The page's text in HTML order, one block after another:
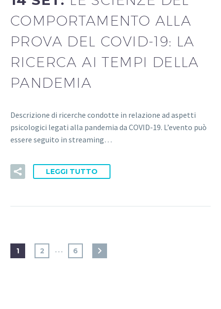
COMPORTAMENTO ALLA
PROVA DEL COVID-19: LA
RICERCA AI TEMPI DELLA
PANDEMIA
Descrizione di ricerche condotte in relazione ad aspetti
psicologici legati alla pandemia da COVID-19. L’evento può
essere seguito in streaming…
LEGGI TUTTO
1 2 … 6